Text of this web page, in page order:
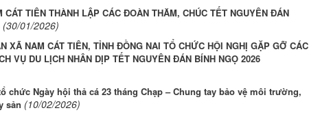
CÁT TIÊN THÀNH LẬP CÁC ĐOÀN THĂM, CHÚC TẾT NGUYÊN ĐÁN
(30/01/2026)
XÃ NAM CÁT TIÊN, TỈNH ĐỒNG NAI TỔ CHỨC HỘI NGHỊ GẶP GỠ CÁC
VỤ DU LỊCH NHÂN DỊP TẾT NGUYÊN ĐÁN BÍNH NGỌ 2026
chức Ngày hội thả cá 23 tháng Chạp – Chung tay bảo vệ môi trường,
sản (10/02/2026)